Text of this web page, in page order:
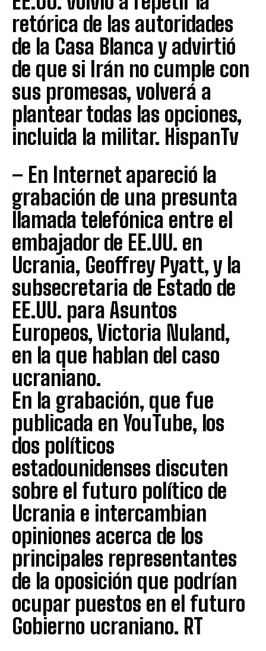
retórica de las autoridades
de la Casa Blanca y advirtió
de que si Irán no cumple con
sus promesas, volverá a
plantear todas las opciones,
incluida la militar. HispanTv
– En Internet apareció la
grabación de una presunta
llamada telefónica entre el
embajador de EE.UU. en
Ucrania, Geoffrey Pyatt, y la
subsecretaria de Estado de
EE.UU. para Asuntos
Europeos, Victoria Nuland,
en la que hablan del caso
ucraniano.
En la grabación, que fue
publicada en YouTube, los
dos políticos
estadounidenses discuten
sobre el futuro político de
Ucrania e intercambian
opiniones acerca de los
principales representantes
de la oposición que podrían
ocupar puestos en el futuro
Gobierno ucraniano. RT